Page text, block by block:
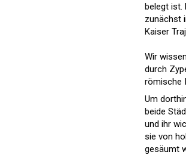
belegt ist.
zunächst
Kaiser
Wir
durch
römische
Um
beide
und ihr
sie von
gesäumt